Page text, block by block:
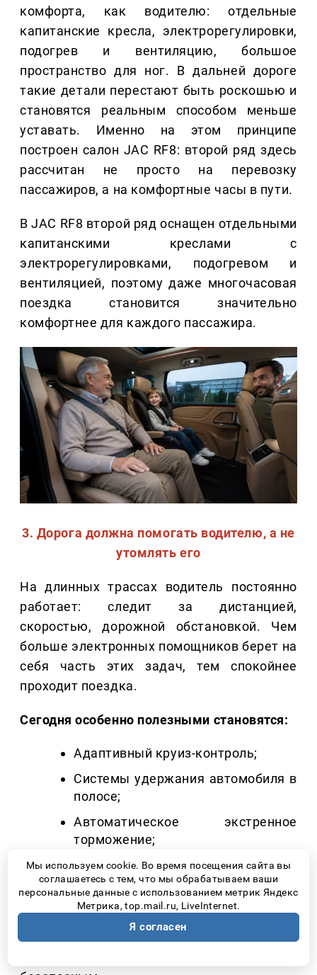
комфорта, как водителю: отдельные
капитанские кресла, электрорегулировки,
подогрев и вентиляцию, большое
пространство для ног. В дальней дороге
такие детали перестают быть роскошью и
становятся реальным способом меньше
уставать. Именно на этом принципе
построен салон JAC RF8: второй ряд здесь
рассчитан не просто на перевозку
пассажиров, а на комфортные часы в пути.
В JAC RF8 второй ряд оснащен отдельными
капитанскими креслами с
электрорегулировками, подогревом и
вентиляцией, поэтому даже многочасовая
поездка становится значительно
комфортнее для каждого пассажира.
3. Дорога должна помогать водителю, а не
утомлять его
На длинных трассах водитель постоянно
работает: следит за дистанцией,
скоростью, дорожной обстановкой. Чем
больше электронных помощников берет на
себя часть этих задач, тем спокойнее
проходит поездка.
Сегодня особенно полезными становятся:
Адаптивный круиз-контроль;
Системы удержания автомобиля в
полосе;
Автоматическое экстренное
торможение;
Контроль усталости водителя.
Все эти системы предусмотрены в JAC RF8
и помогают снизить нагрузку на водителя
Мы используем cookie. Во время посещения сайта вы
соглашаетесь с тем, что мы обрабатываем ваши
персональные данные с использованием метрик Яндекс
Метрика, top.mail.ru, LiveInternet.
Я согласен